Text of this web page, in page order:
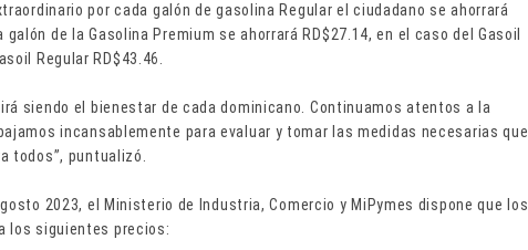
por cada galón de gasolina Regular el ciudadano se ahorrará
de la Gasolina Premium se ahorrará RD$27.14, en el caso del Gasoil
Regular RD$43.46.
siendo el bienestar de cada dominicano. Continuamos atentos a la
incansablemente para evaluar y tomar las medidas necesarias que
todos”, puntualizó.
2023, el Ministerio de Industria, Comercio y MiPymes dispone que los
los siguientes precios: